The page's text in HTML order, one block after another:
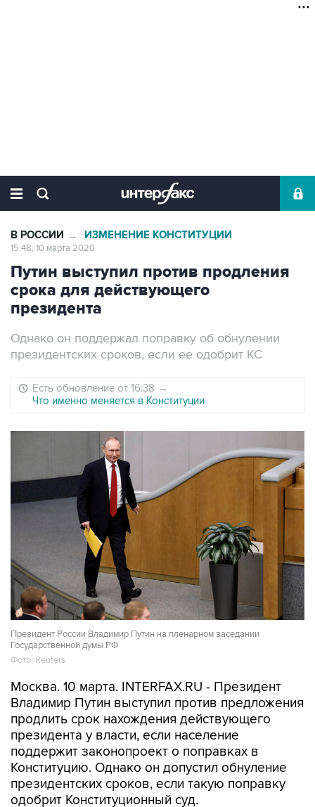
В РОССИИ → ИЗМЕНЕНИЕ КОНСТИТУЦИИ
15:48, 10 марта 2020
Путин выступил против продления
срока для действующего
президента
Однако он поддержал поправку об обнулении
президентских сроков, если ее одобрит КС
Есть обновление от 16:38 →
Что именно меняется в Конституции
Президент России Владимир Путин на пленарном заседании
Государственной думы РФ
Фото: Reuters
Москва. 10 марта. INTERFAX.RU - Президент
Владимир Путин выступил против предложения
продлить срок нахождения действующего
президента у власти, если население
поддержит законопроект о поправках в
Конституцию. Однако он допустил обнуление
президентских сроков, если такую поправку
одобрит Конституционный суд.